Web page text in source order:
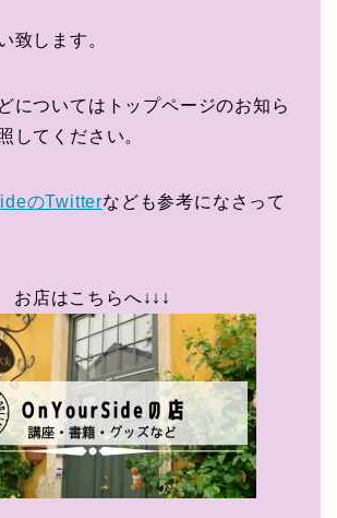
致します。
についてはトップページのお知ら
してください。
のTwitterなども参考になさって
お店はこちらへ↓↓↓